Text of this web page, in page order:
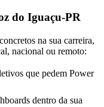
do Iguaçu-PR
na sua carreira,
nacional ou remoto:
que pedem Power
dentro da sua